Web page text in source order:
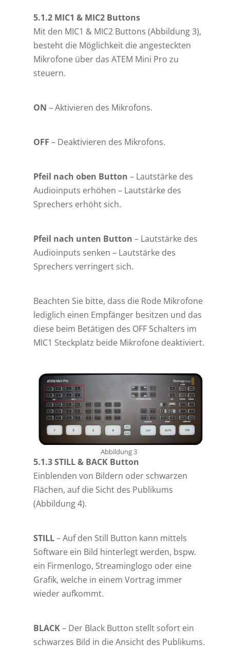
5.1.2 MIC1 & MIC2 Buttons
Mit den MIC1 & MIC2 Buttons (Abbildung 3),
besteht die Möglichkeit die angesteckten
Mikrofone über das ATEM Mini Pro zu
steuern.
ON – Aktivieren des Mikrofons.
OFF – Deaktivieren des Mikrofons.
Pfeil nach oben Button – Lautstärke des
Audioinputs erhöhen – Lautstärke des
Sprechers erhöht sich.
Pfeil nach unten Button – Lautstärke des
Audioinputs senken – Lautstärke des
Sprechers verringert sich.
Beachten Sie bitte, dass die Rode Mikrofone
lediglich einen Empfänger besitzen und das
diese beim Betätigen des OFF Schalters im
MIC1 Steckplatz beide Mikrofone deaktiviert.
Abbildung 3
5.1.3 STILL & BACK Button
Einblenden von Bildern oder schwarzen
Flächen, auf die Sicht des Publikums
(Abbildung 4).
STILL– Auf den Still Button kann mittels
Software ein Bild hinterlegt werden, bspw.
ein Firmenlogo, Streaminglogo oder eine
Grafik, welche in einem Vortrag immer
wieder aufkommt.
BLACK– Der Black Button stellt sofort ein
schwarzes Bild in die Ansicht des Publikums.